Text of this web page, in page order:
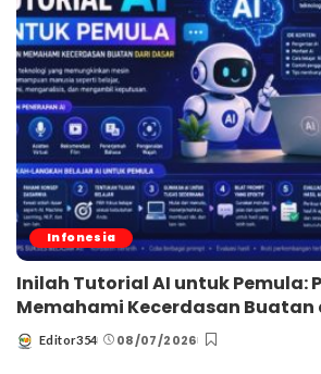
Infonesia
Inilah Tutorial AI untuk Pemula:
Memahami Kecerdasan Buatan
Posted
Editor354 08/07/2026